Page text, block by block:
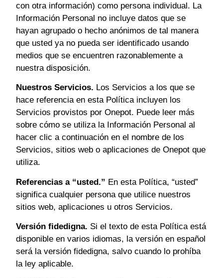
con otra información) como persona individual. La
Información Personal no incluye datos que se
hayan agrupado o hecho anónimos de tal manera
que usted ya no pueda ser identificado usando
medios que se encuentren razonablemente a
nuestra disposición.
Nuestros Servicios. Los Servicios a los que se
hace referencia en esta Política incluyen los
Servicios provistos por Onepot. Puede leer más
sobre cómo se utiliza la Información Personal al
hacer clic a continuación en el nombre de los
Servicios, sitios web o aplicaciones de Onepot que
utiliza.
Referencias a “usted.” En esta Política, “usted”
significa cualquier persona que utilice nuestros
sitios web, aplicaciones u otros Servicios.
Versión fidedigna. Si el texto de esta Política está
disponible en varios idiomas, la versión en español
será la versión fidedigna, salvo cuando lo prohíba
la ley aplicable.